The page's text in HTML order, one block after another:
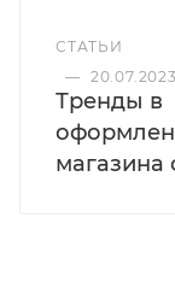
СТАТЬИ
— 20.07.2023
Тренды в